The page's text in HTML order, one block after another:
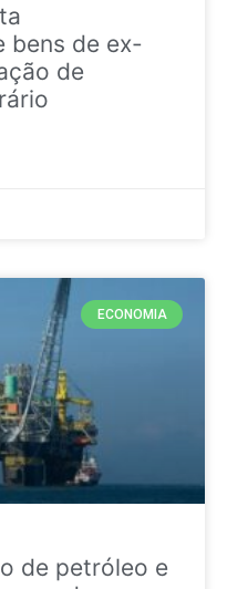
bens de ex-
de
ECONOMIA
de petróleo e